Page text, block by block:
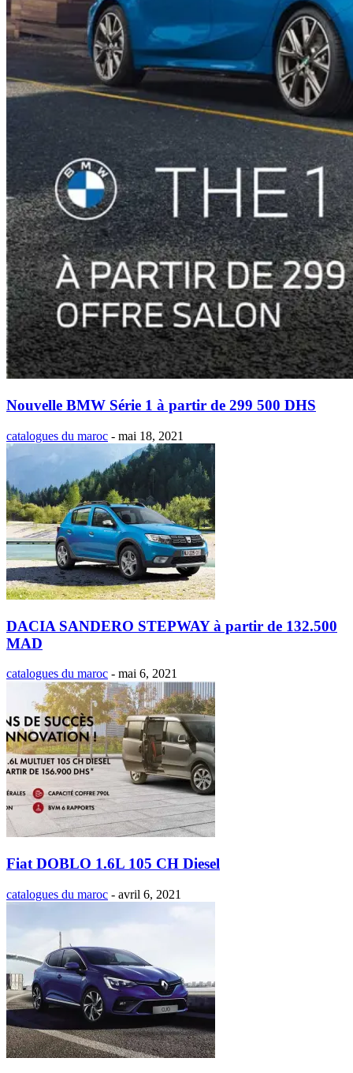
Nouvelle BMW Série 1 à partir de 299 500 DHS
catalogues du maroc - mai 18, 2021
DACIA SANDERO STEPWAY à partir de 132.500
MAD
catalogues du maroc - mai 6, 2021
Fiat DOBLO 1.6L 105 CH Diesel
catalogues du maroc - avril 6, 2021